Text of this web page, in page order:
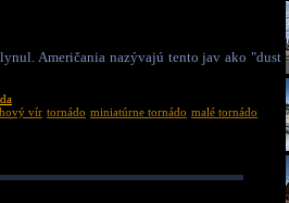
Američania nazývajú tento jav ako "dust
vír tornádo miniatúrne tornádo malé tornádo